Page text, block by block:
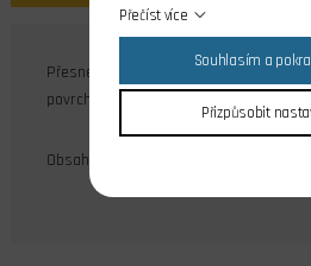
Přesné ocelové šrouby s válcovou
povrchová úprava galvanický zinek.
Obsah balení: 20 ks
Přečíst více
Souhlasím a
Přizpůsobit